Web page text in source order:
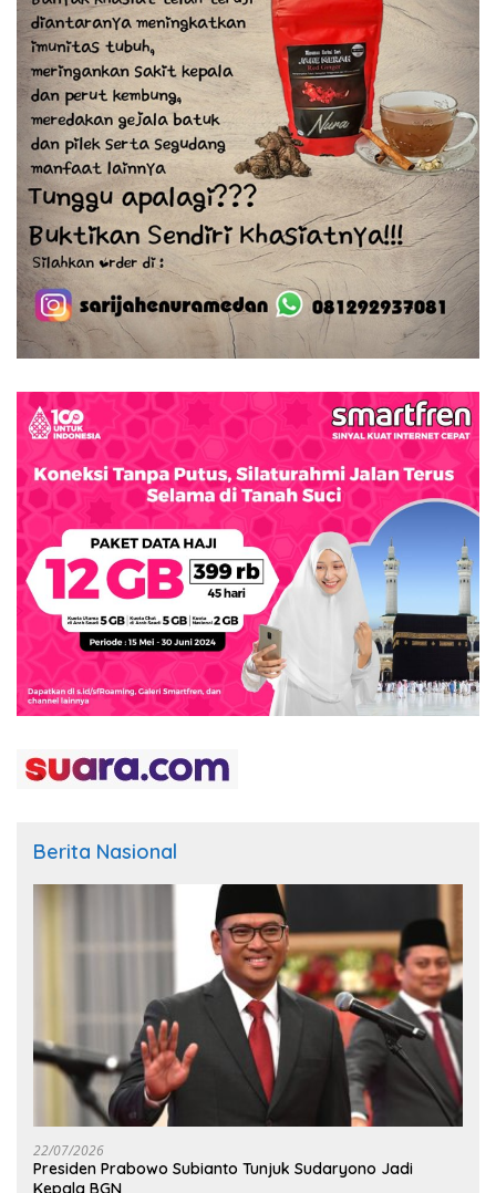
Berita Nasional
22/07/2026
Presiden Prabowo Subianto Tunjuk Sudaryono Jadi
Kepala BGN